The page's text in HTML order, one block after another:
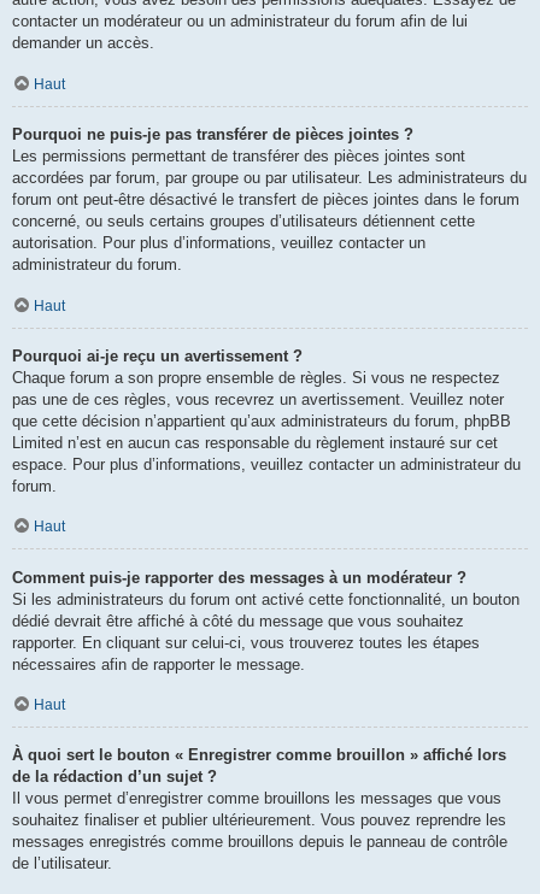
contacter un modérateur ou un administrateur du forum afin de lui
demander un accès.
Haut
Pourquoi ne puis-je pas transférer de pièces jointes ?
Les permissions permettant de transférer des pièces jointes sont
accordées par forum, par groupe ou par utilisateur. Les administrateurs du
forum ont peut-être désactivé le transfert de pièces jointes dans le forum
concerné, ou seuls certains groupes d’utilisateurs détiennent cette
autorisation. Pour plus d’informations, veuillez contacter un
administrateur du forum.
Haut
Pourquoi ai-je reçu un avertissement ?
Chaque forum a son propre ensemble de règles. Si vous ne respectez
pas une de ces règles, vous recevrez un avertissement. Veuillez noter
que cette décision n’appartient qu’aux administrateurs du forum, phpBB
Limited n’est en aucun cas responsable du règlement instauré sur cet
espace. Pour plus d’informations, veuillez contacter un administrateur du
forum.
Haut
Comment puis-je rapporter des messages à un modérateur ?
Si les administrateurs du forum ont activé cette fonctionnalité, un bouton
dédié devrait être affiché à côté du message que vous souhaitez
rapporter. En cliquant sur celui-ci, vous trouverez toutes les étapes
nécessaires afin de rapporter le message.
Haut
À quoi sert le bouton « Enregistrer comme brouillon » affiché lors
de la rédaction d’un sujet ?
Il vous permet d’enregistrer comme brouillons les messages que vous
souhaitez finaliser et publier ultérieurement. Vous pouvez reprendre les
messages enregistrés comme brouillons depuis le panneau de contrôle
de l’utilisateur.